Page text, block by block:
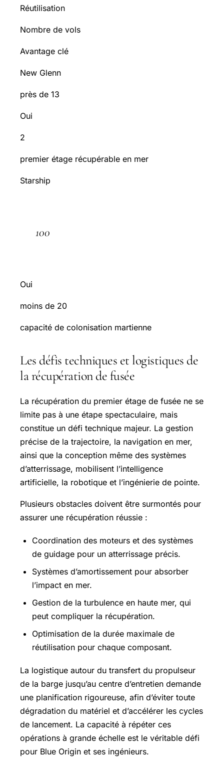
Réutilisation
Nombre de vols
Avantage clé
New Glenn
près de 13
Oui
2
premier étage récupérable en mer
Starship
100
Oui
moins de 20
capacité de colonisation martienne
Les défis techniques et logistiques de
la récupération de fusée
La récupération du premier étage de fusée ne se
limite pas à une étape spectaculaire, mais
constitue un défi technique majeur. La gestion
précise de la trajectoire, la navigation en mer,
ainsi que la conception même des systèmes
d’atterrissage, mobilisent l’intelligence
artificielle, la robotique et l’ingénierie de pointe.
Plusieurs obstacles doivent être surmontés pour
assurer une récupération réussie :
Coordination des moteurs et des systèmes
de guidage pour un atterrissage précis.
Systèmes d’amortissement pour absorber
l’impact en mer.
Gestion de la turbulence en haute mer, qui
peut compliquer la récupération.
Optimisation de la durée maximale de
réutilisation pour chaque composant.
La logistique autour du transfert du propulseur
de la barge jusqu’au centre d’entretien demande
une planification rigoureuse, afin d’éviter toute
dégradation du matériel et d’accélérer les cycles
de lancement. La capacité à répéter ces
opérations à grande échelle est le véritable défi
pour Blue Origin et ses ingénieurs.